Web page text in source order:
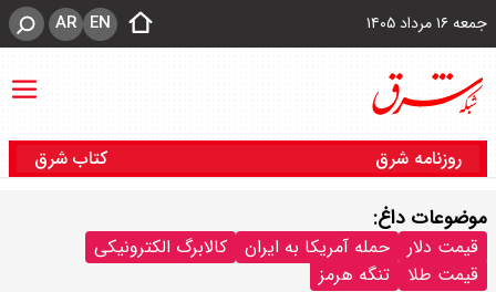
جمعه ۱۶ مرداد ۱۴۰۵ EN
AR
روزنامه شرق کتاب شرق
موضوعات داغ:
قیمت دلار حمله آمریکا به ایران
کالابرگ الکترونیکی
قیمت طلا
تنگه هرمز